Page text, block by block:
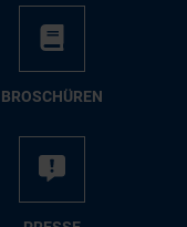
BRO­SCHÜ­REN